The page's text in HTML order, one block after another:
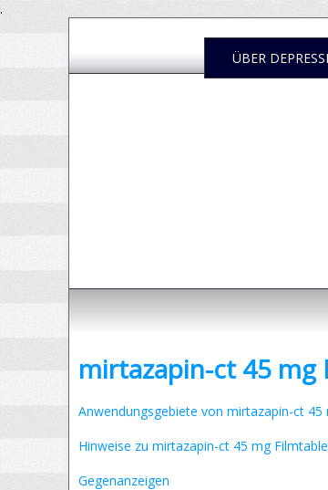
.
ÜBER
mirtazapin-ct 45
Anwendungsgebiete von mirtazapin-ct
Hinweise zu mirtazapin-ct 45 mg
Gegenanzeigen